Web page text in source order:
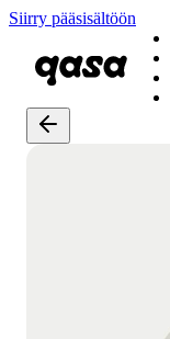
Siirry pääsisältöön